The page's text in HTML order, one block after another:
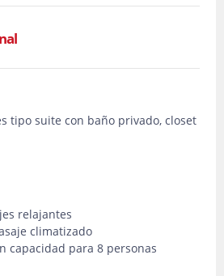
tipo suite con baño privado, closet
relajantes
climatizado
capacidad para 8 personas